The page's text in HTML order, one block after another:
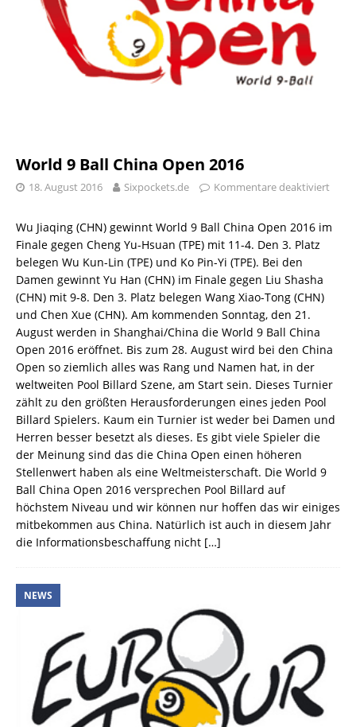
World 9 Ball China Open 2016
18. August 2016 Sixpockets.de Kommentare deaktiviert
Wu Jiaqing (CHN) gewinnt World 9 Ball China Open 2016 im
Finale gegen Cheng Yu-Hsuan (TPE) mit 11-4. Den 3. Platz
belegen Wu Kun-Lin (TPE) und Ko Pin-Yi (TPE). Bei den
Damen gewinnt Yu Han (CHN) im Finale gegen Liu Shasha
(CHN) mit 9-8. Den 3. Platz belegen Wang Xiao-Tong (CHN)
und Chen Xue (CHN). Am kommenden Sonntag, den 21.
August werden in Shanghai/China die World 9 Ball China
Open 2016 eröffnet. Bis zum 28. August wird bei den China
Open so ziemlich alles was Rang und Namen hat, in der
weltweiten Pool Billard Szene, am Start sein. Dieses Turnier
zählt zu den größten Herausforderungen eines jeden Pool
Billard Spielers. Kaum ein Turnier ist weder bei Damen und
Herren besser besetzt als dieses. Es gibt viele Spieler die
der Meinung sind das die China Open einen höheren
Stellenwert haben als eine Weltmeisterschaft. Die World 9
Ball China Open 2016 versprechen Pool Billard auf
höchstem Niveau und wir können nur hoffen das wir einiges
mitbekommen aus China. Natürlich ist auch in diesem Jahr
die Informationsbeschaffung nicht […]
NEWS